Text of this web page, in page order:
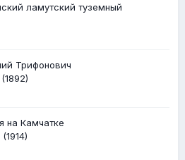
ламутский туземный
Трифонович
на Камчатке